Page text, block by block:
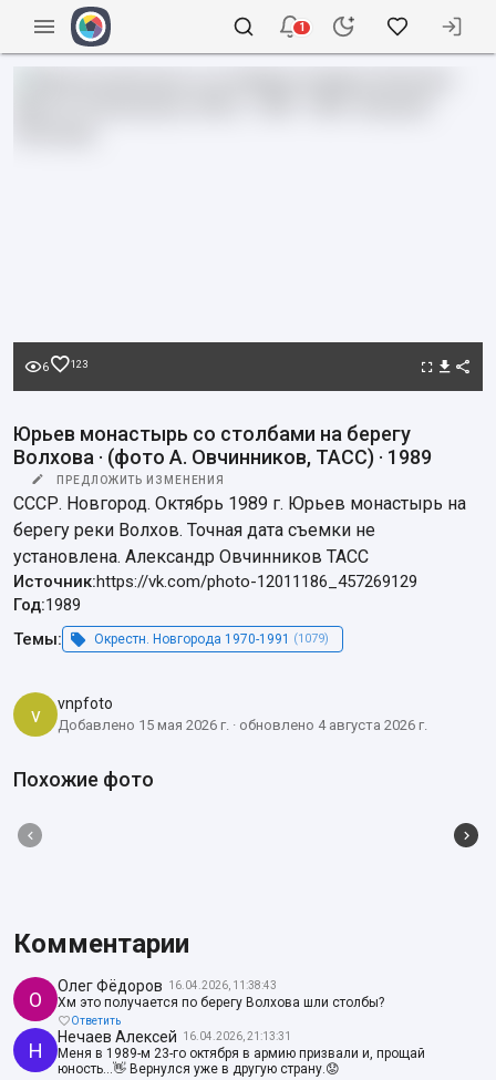
1
6 123
Юрьев монастырь со столбами на берегу
Волхова · (фото А. Овчинников, ТАСС) · 1989
ПРЕДЛОЖИТЬ ИЗМЕНЕНИЯ
СССР. Новгород. Октябрь 1989 г. Юрьев монастырь на
берегу реки Волхов. Точная дата съемки не
установлена. Александр Овчинников ТАСС
Источник:https://vk.com/photo-12011186_457269129
Год:1989
Темы:
Окрестн. Новгорода 1970-1991 (1079)
v vnpfoto
Добавлено 15 мая 2026 г. · обновлено 4 августа 2026 г.
Похожие фото
Комментарии
О
Олег Фёдоров 16.04.2026, 11:38:43
Хм это получается по берегу Волхова шли столбы?
Ответить
Н
Нечаев Алексей 16.04.2026, 21:13:31
Меня в 1989-м 23-го октября в армию призвали и, прощай
юность...👋 Вернулся уже в другую страну.😟